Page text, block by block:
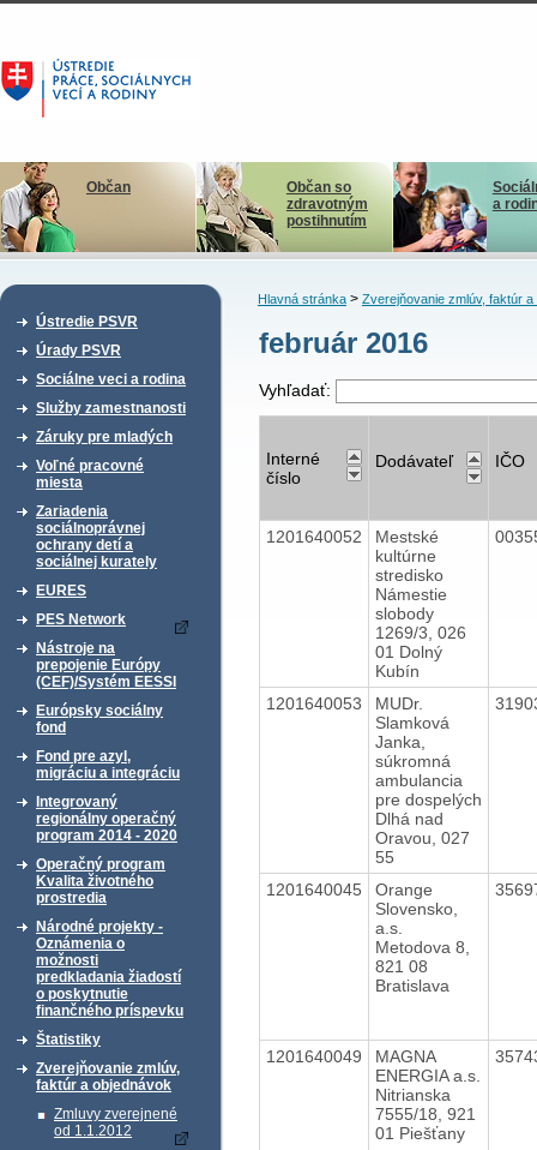
Občan
Občan so
zdravotným
postihnutím
a
Ústredie PSVR
Úrady PSVR
Sociálne veci a rodina
Služby zamestnanosti
Záruky pre mladých
Voľné pracovné
miesta
Zariadenia
sociálnoprávnej
ochrany detí a
sociálnej kurately
EURES
PES Network
Nástroje na
prepojenie Európy
(CEF)/Systém EESSI
Európsky sociálny
fond
Fond pre azyl,
migráciu a integráciu
Integrovaný
regionálny operačný
program 2014 - 2020
Operačný program
Kvalita životného
prostredia
Národné projekty -
Oznámenia o
možnosti
predkladania žiadostí
o poskytnutie
finančného príspevku
Štatistiky
Zverejňovanie zmlúv,
faktúr a objednávok
Zmluvy zverejnené
od 1.1.2012
Hlavná stránka> Zverejňovanie zmlúv, faktúr a
február 2016
Vyhľadať:
Interné
číslo
Dodávateľ IČO
1201640052
Mestské
kultúrne
stredisko
Námestie
slobody
1269/3, 026
01 Dolný
Kubín
1201640053
MUDr.
Slamková
Janka,
súkromná
ambulancia
pre dospelých
Dlhá nad
Oravou, 027
55
1201640045
Orange
Slovensko,
a.s.
Metodova 8,
821 08
Bratislava
1201640049
MAGNA
ENERGIA a.s.
Nitrianska
7555/18, 921
01 Piešťany